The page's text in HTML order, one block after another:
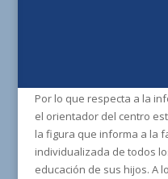
Por lo que respecta a la
el orientador del centro
la figura que informa a la
individualizada de todos
educación de sus hijos. A